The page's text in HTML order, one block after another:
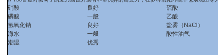
硝酸 良好
硫酸
磷酸
一般
乙酸
氢氧化钠
良好
盐雾（NaCl）
海水
一般
酸性油气
潮湿
优秀